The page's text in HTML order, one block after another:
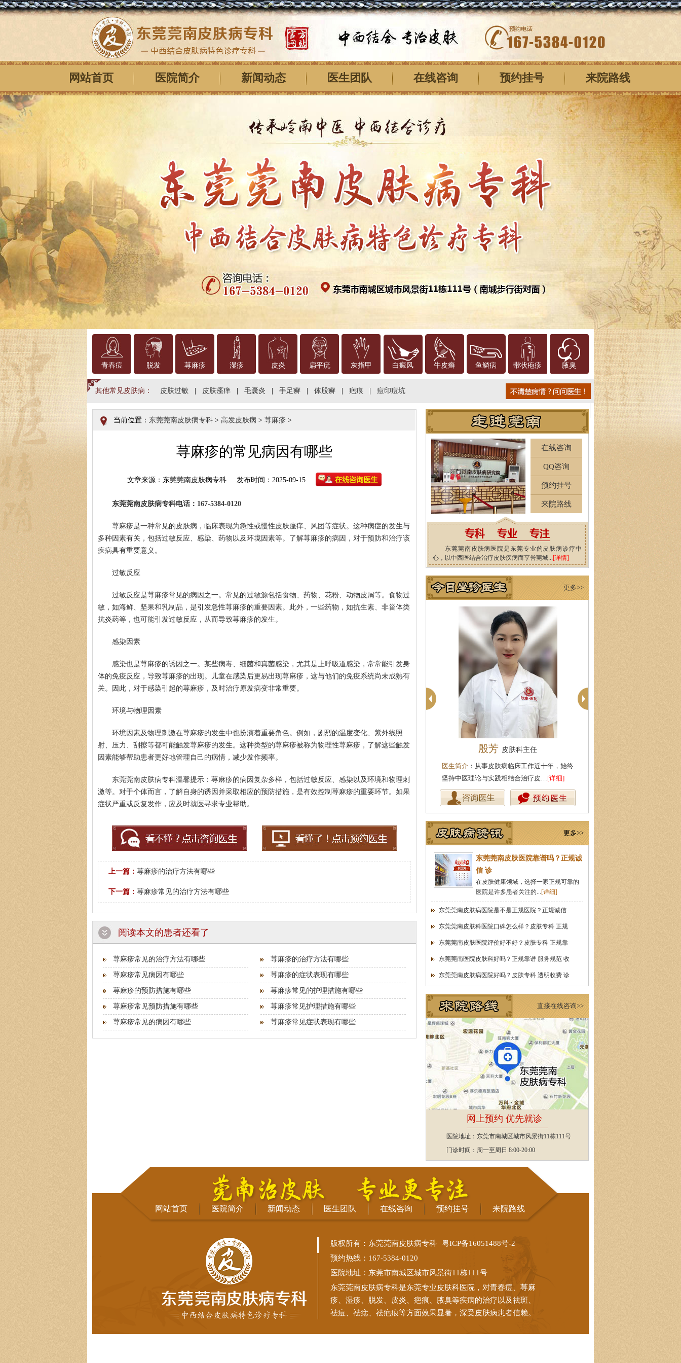
网站首页 医院简介 新闻动态 医生团队 在线咨询 预约挂号 来院路线
青春痘 脱发 荨麻疹 湿疹 皮炎 扁平疣 灰指甲 白癜风 牛皮癣 鱼鳞病 带状疱疹 腋臭
其他常见皮肤病： 皮肤过敏 皮肤瘙痒 毛囊炎 手足癣 体股癣 疤痕 痘印痘坑
当前位置： 东莞莞南皮肤病专科 > 高发皮肤病 > 荨麻疹 >
荨麻疹的常见病因有哪些
文章来源：东莞莞南皮肤病专科 发布时间：2025-09-15
东莞莞南皮肤病专科电话：167-5384-0120
荨麻疹是一种常见的皮肤病，临床表现为急性或慢性皮肤瘙痒、风团等症状。这种病症的发生与
多种因素有关，包括过敏反应、感染、药物以及环境因素等。了解荨麻疹的病因，对于预防和治疗该
疾病具有重要意义。
过敏反应
过敏反应是荨麻疹常见的病因之一。常见的过敏源包括食物、药物、花粉、动物皮屑等。食物过
敏，如海鲜、坚果和乳制品，是引发急性荨麻疹的重要因素。此外，一些药物，如抗生素、非甾体类
抗炎药等，也可能引发过敏反应，从而导致荨麻疹的发生。
感染因素
感染也是荨麻疹的诱因之一。某些病毒、细菌和真菌感染，尤其是上呼吸道感染，常常能引发身
体的免疫反应，导致荨麻疹的出现。儿童在感染后更易出现荨麻疹，这与他们的免疫系统尚未成熟有
关。因此，对于感染引起的荨麻疹，及时治疗原发病变非常重要。
环境与物理因素
环境因素及物理刺激在荨麻疹的发生中也扮演着重要角色。例如，剧烈的温度变化、紫外线照
射、压力、刮擦等都可能触发荨麻疹的发生。这种类型的荨麻疹被称为物理性荨麻疹，了解这些触发
因素能够帮助患者更好地管理自己的病情，减少发作频率。
东莞莞南皮肤病专科温馨提示：荨麻疹的病因复杂多样，包括过敏反应、感染以及环境和物理刺
激等。对于个体而言，了解自身的诱因并采取相应的预防措施，是有效控制荨麻疹的重要环节。如果
症状严重或反复发作，应及时就医寻求专业帮助。
上一篇： 荨麻疹的治疗方法有哪些
下一篇： 荨麻疹常见的治疗方法有哪些
阅读本文的患者还看了
荨麻疹常见的治疗方法有哪些 荨麻疹的治疗方法有哪些
荨麻疹常见病因有哪些 荨麻疹的症状表现有哪些
荨麻疹的预防措施有哪些 荨麻疹常见的护理措施有哪些
荨麻疹常见预防措施有哪些 荨麻疹常见护理措施有哪些
荨麻疹常见的病因有哪些 荨麻疹常见症状表现有哪些
在线咨询
QQ咨询
预约挂号
来院路线
东莞莞南皮肤病医院是东莞专业的皮肤病诊疗中
心，以中西医结合治疗皮肤疾病而享誉莞城...[详情]
更多>>
殷芳 皮肤科主任
医生简介 ：从事皮肤病临床工作近十年，始终
坚持中医理论与实践相结合治疗皮…[详细]
更多>>
东莞莞南皮肤医院靠谱吗？正规诚
信 诊
在皮肤健康领域，选择一家正规可靠的
医院是许多患者关注的...[详细]
东莞莞南皮肤病医院是不是正规医院？正规诚信
东莞莞南皮肤科医院口碑怎么样？皮肤专科 正规
东莞莞南皮肤医院评价好不好？皮肤专科 正规靠
东莞莞南医院皮肤科好吗？正规靠谱 服务规范 收
东莞莞南皮肤病医院好吗？皮肤专科 透明收费 诊
直接在线咨询>>
网上预约 优先就诊
医院地址：东莞市南城区城市风景街11栋111号
门诊时间：周一至周日 8:00-20:00
网站首页 医院简介 新闻动态 医生团队 在线咨询 预约挂号 来院路线
版权所有：东莞莞南皮肤病专科
粤ICP备16051488号-2
预约热线：167-5384-0120
医院地址：东莞市南城区城市风景街11栋111号
东莞莞南皮肤病专科是东莞专业皮肤科医院，对青春痘、荨麻
疹、湿疹、脱发、皮炎、疤痕、腋臭等疾病的治疗以及祛斑、
祛痘、祛痣、祛疤痕等方面效果显著，深受皮肤病患者信赖。